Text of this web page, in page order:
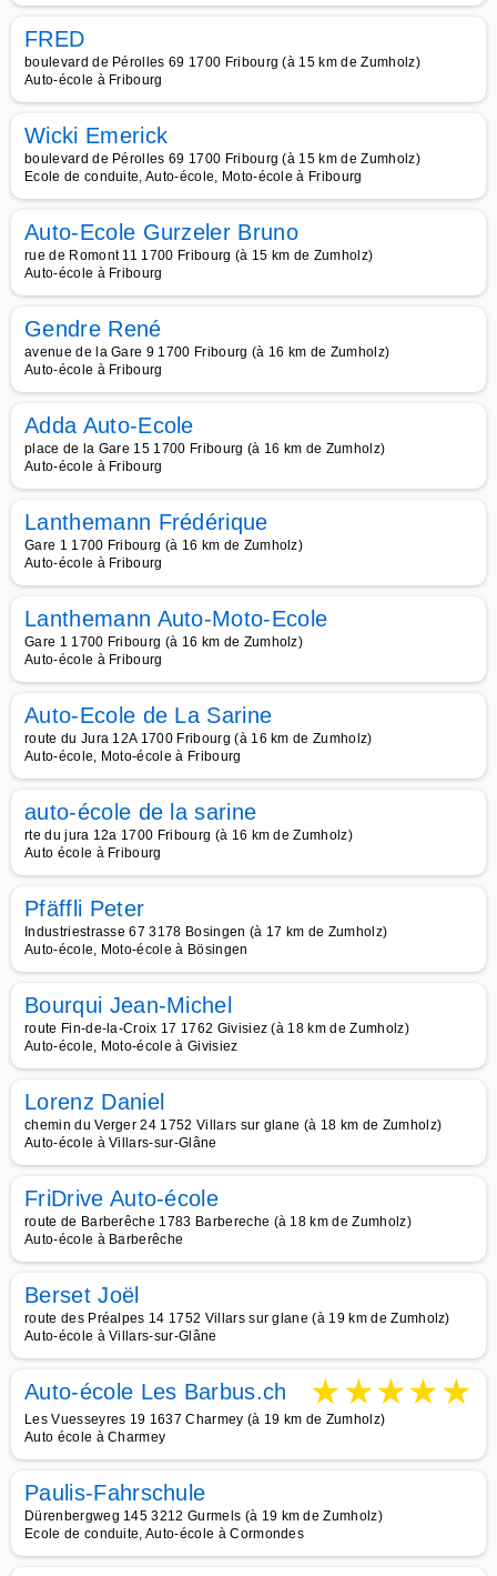
FRED
boulevard de Pérolles 69 1700 Fribourg (à 15 km de Zumholz)
Auto-école à Fribourg
Wicki Emerick
boulevard de Pérolles 69 1700 Fribourg (à 15 km de Zumholz)
Ecole de conduite, Auto-école, Moto-école à Fribourg
Auto-Ecole Gurzeler Bruno
rue de Romont 11 1700 Fribourg (à 15 km de Zumholz)
Auto-école à Fribourg
Gendre René
avenue de la Gare 9 1700 Fribourg (à 16 km de Zumholz)
Auto-école à Fribourg
Adda Auto-Ecole
place de la Gare 15 1700 Fribourg (à 16 km de Zumholz)
Auto-école à Fribourg
Lanthemann Frédérique
Gare 1 1700 Fribourg (à 16 km de Zumholz)
Auto-école à Fribourg
Lanthemann Auto-Moto-Ecole
Gare 1 1700 Fribourg (à 16 km de Zumholz)
Auto-école à Fribourg
Auto-Ecole de La Sarine
route du Jura 12A 1700 Fribourg (à 16 km de Zumholz)
Auto-école, Moto-école à Fribourg
auto-école de la sarine
rte du jura 12a 1700 Fribourg (à 16 km de Zumholz)
Auto école à Fribourg
Pfäffli Peter
Industriestrasse 67 3178 Bosingen (à 17 km de Zumholz)
Auto-école, Moto-école à Bösingen
Bourqui Jean-Michel
route Fin-de-la-Croix 17 1762 Givisiez (à 18 km de Zumholz)
Auto-école, Moto-école à Givisiez
Lorenz Daniel
chemin du Verger 24 1752 Villars sur glane (à 18 km de Zumholz)
Auto-école à Villars-sur-Glâne
FriDrive Auto-école
route de Barberêche 1783 Barbereche (à 18 km de Zumholz)
Auto-école à Barberêche
Berset Joël
route des Préalpes 14 1752 Villars sur glane (à 19 km de Zumholz)
Auto-école à Villars-sur-Glâne
Auto-école Les Barbus.ch ★★★★★
Les Vuesseyres 19 1637 Charmey (à 19 km de Zumholz)
Auto école à Charmey
Paulis-Fahrschule
Dürenbergweg 145 3212 Gurmels (à 19 km de Zumholz)
Ecole de conduite, Auto-école à Cormondes